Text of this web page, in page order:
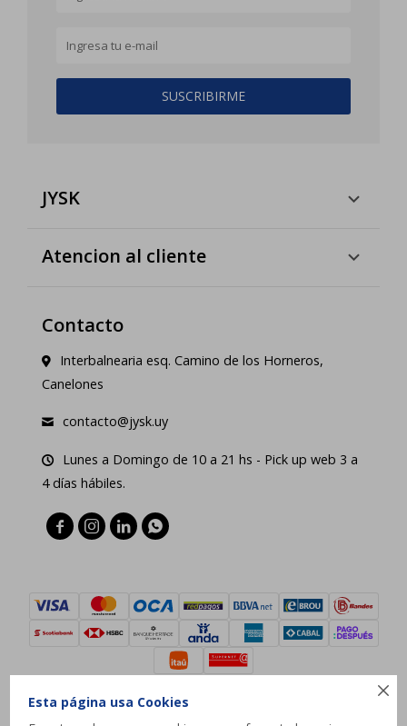

Esta página usa Cookies
SUSCRIBIRME
JYSK
Atencion al cliente
Contacto
Interbalnearia esq. Camino de los Horneros,
Canelones
contacto@jysk.uy
Lunes a Domingo de 10 a 21 hs - Pick up web 3 a
4 días hábiles.
   